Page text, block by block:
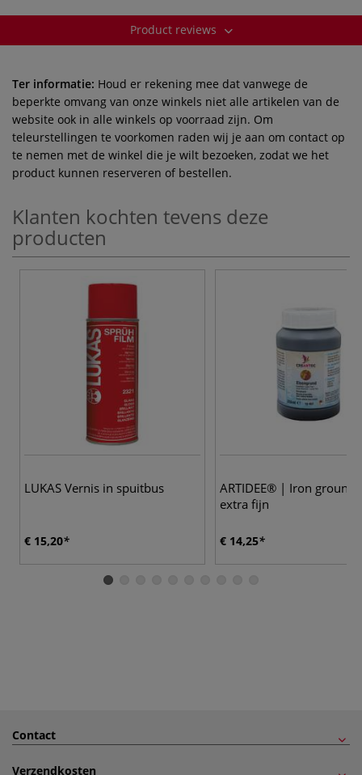
Product reviews
Ter informatie: Houd er rekening mee dat vanwege de
beperkte omvang van onze winkels niet alle artikelen van de
website ook in alle winkels op voorraad zijn. Om
teleurstellingen te voorkomen raden wij je aan om contact op
te nemen met de winkel die je wilt bezoeken, zodat we het
product kunnen reserveren of bestellen.
Klanten kochten tevens deze
producten
LUKAS Vernis in spuitbus
€ 15,20
ARTIDEE® | Iron
extra fijn
€ 14,25
Contact
Verzendkosten